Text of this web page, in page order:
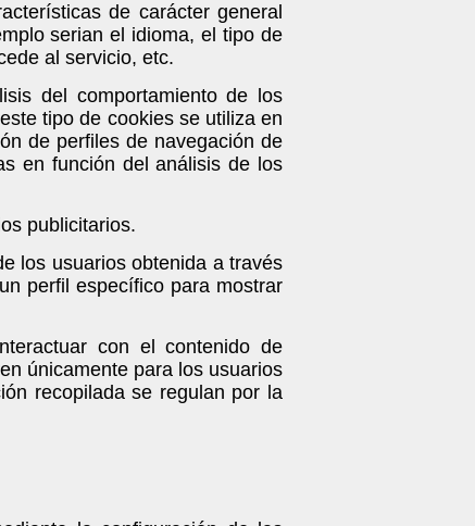
de carácter general
serian el idioma, el tipo de
al servicio, etc.
del comportamiento de los
tipo de cookies se utiliza en
de perfiles de navegación de
en función del análisis de los
publicitarios.
los usuarios obtenida a través
perfil específico para mostrar
con el contenido de
únicamente para los usuarios
recopilada se regulan por la